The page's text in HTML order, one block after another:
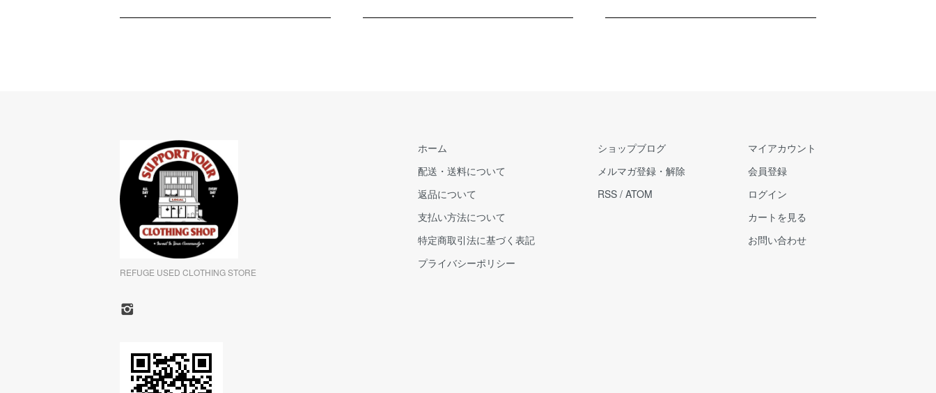
REFUGE USED CLOTHING STORE
ホーム
配送・送料について
返品について
支払い方法について
特定商取引法に基づく表記
プライバシーポリシー
ショップブログ
メルマガ登録・解除
RSS / ATOM
マイアカウント
会員登録
ログイン
カートを見る
お問い合わせ